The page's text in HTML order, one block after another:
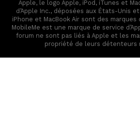
Apple, le logo Apple, iPod, iTunes et
d’Apple Inc., déposées aux États-Unis
iPhone et MacBook Air sont des marques
MobileMe est une marque de service
forum ne sont pas liés à Apple et les
propriété de leurs détenteurs